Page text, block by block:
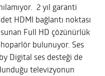
2 yıl garanti
HDMI bağlantı noktası
Full HD çözünürlük
bulunuyor. Ses
Digital ses desteği de
televizyonun